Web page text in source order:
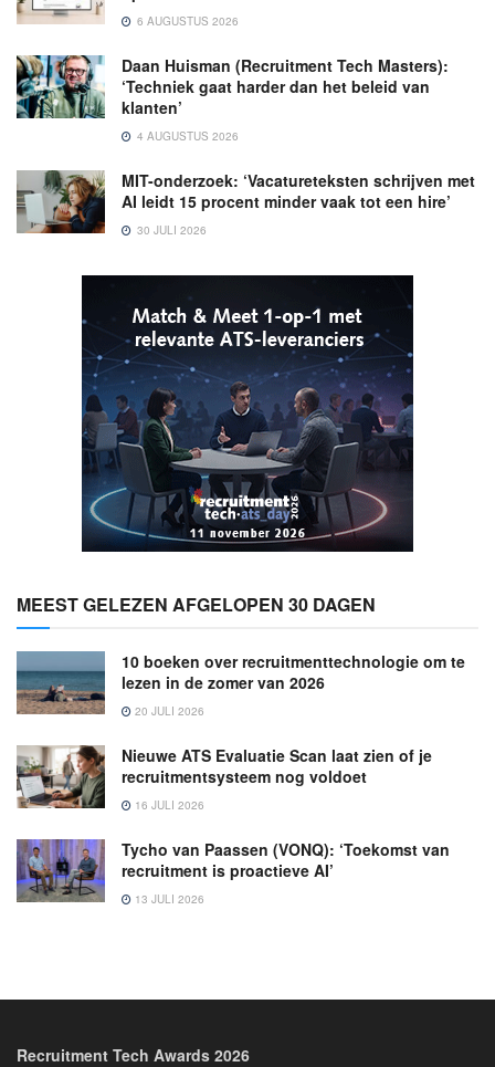
6 AUGUSTUS 2026
Daan Huisman (Recruitment Tech Masters):
‘Techniek gaat harder dan het beleid van
klanten’
4 AUGUSTUS 2026
MIT-onderzoek: ‘Vacatureteksten schrijven met
AI leidt 15 procent minder vaak tot een hire’
30 JULI 2026
MEEST GELEZEN AFGELOPEN 30 DAGEN
10 boeken over recruitmenttechnologie om te
lezen in de zomer van 2026
20 JULI 2026
Nieuwe ATS Evaluatie Scan laat zien of je
recruitmentsysteem nog voldoet
16 JULI 2026
Tycho van Paassen (VONQ): ‘Toekomst van
recruitment is proactieve AI’
13 JULI 2026
Recruitment Tech Awards 2026